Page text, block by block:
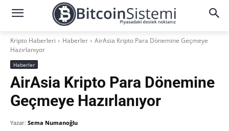
Kripto Haberleri Haberler
AirAsia Kripto Para Dönemine Geçmeye
Hazırlanıyor
Haberler
AirAsia Kripto Para Dönemine
Geçmeye Hazırlanıyor
Yazar: Sema Numanoğlu